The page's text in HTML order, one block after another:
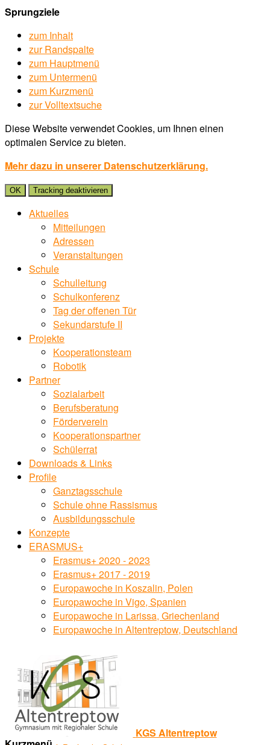
Sprungziele
zum Inhalt
zur Randspalte
zum Hauptmenü
zum Untermenü
zum Kurzmenü
zur Volltextsuche
Diese Website verwendet Cookies, um Ihnen einen
optimalen Service zu bieten.
Mehr dazu in unserer Datenschutzerklärung.
OK Tracking deaktivieren
Aktuelles
Mitteilungen
Adressen
Veranstaltungen
Schule
Schulleitung
Schulkonferenz
Tag der offenen Tür
Sekundarstufe II
Projekte
Kooperationsteam
Robotik
Partner
Sozialarbeit
Berufsberatung
Förderverein
Kooperationspartner
Schülerrat
Downloads & Links
Profile
Ganztagsschule
Schule ohne Rassismus
Ausbildungsschule
Konzepte
ERASMUS+
Erasmus+ 2020 - 2023
Erasmus+ 2017 - 2019
Europawoche in Koszalin, Polen
Europawoche in Vigo, Spanien
Europawoche in Larissa, Griechenland
Europawoche in Altentreptow, Deutschland
KGS Altentreptow